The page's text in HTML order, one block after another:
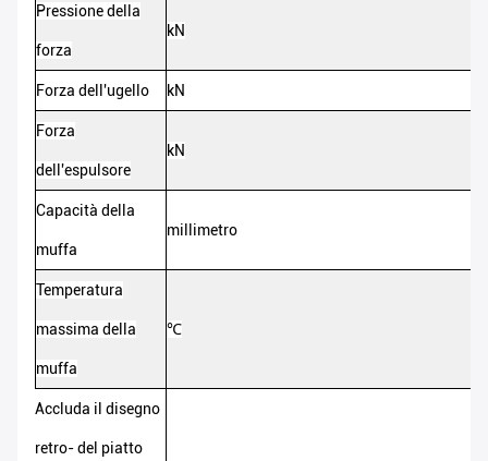
Pressione della
forza
kN
Forza dell'ugello kN
Forza
dell'espulsore
kN
Capacità della
muffa
millimetro
Temperatura
massima della
muffa
℃
Accluda il disegno
retro- del piatto